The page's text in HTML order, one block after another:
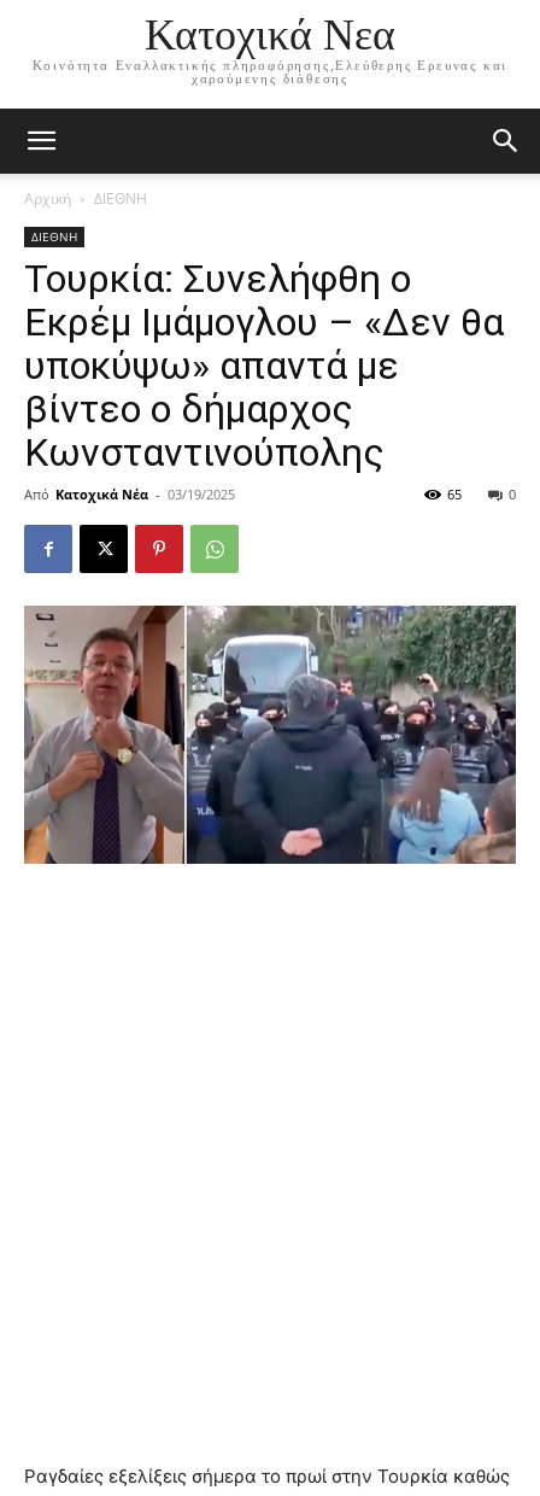
Κατοχικά Νεα
Κοινότητα Εναλλακτικής πληροφόρησης,Ελεύθερης Ερευνας και
χαρούμενης διάθεσης
Αρχική ΔΙΕΘΝΗ
ΔΙΕΘΝΗ
Τουρκία: Συνελήφθη ο
Εκρέμ Ιμάμογλου – «Δεν θα
υποκύψω» απαντά με
βίντεο ο δήμαρχος
Κωνσταντινούπολης
Από Κατοχικά Νέα - 03/19/2025 0
65
Ραγδαίες εξελίξεις σήμερα το πρωί στην Τουρκία καθώς